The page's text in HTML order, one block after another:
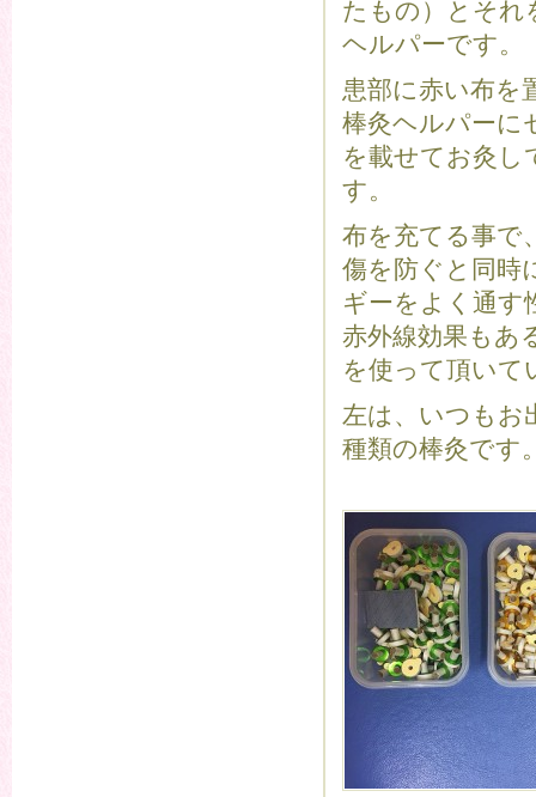
たもの）とそれ
ヘルパーです。
患部に赤い布を
棒灸ヘルパーに
を載せてお灸し
す。
布を充てる事で
傷を防ぐと同時
ギーをよく通す
赤外線効果もあ
を使って頂いて
左は、いつもお
種類の棒灸です